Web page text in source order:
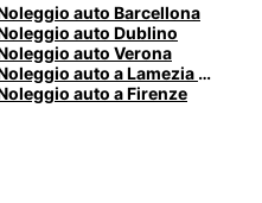
auto Barcellona
auto Dublino
auto Verona
Noleggio auto a Lamezia Terme, Italia
auto a Firenze